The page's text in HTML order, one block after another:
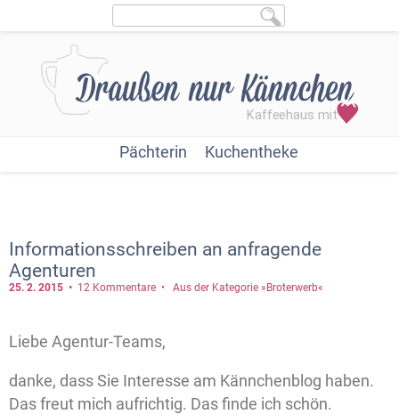
Pächterin Kuchentheke
Informationsschreiben an anfragende
Agenturen
25. 2. 2015 12 Kommentare Aus der Kategorie »Broterwerb«
Liebe Agentur-Teams,
danke, dass Sie Interesse am Kännchenblog haben.
Das freut mich aufrichtig. Das finde ich schön.